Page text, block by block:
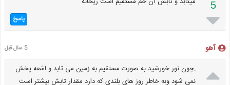
5
 پاسخ
آهو 5 سال قبل

:چون نور خورشید به صورت مستقیم به زمین می تابد و اشعه پخش
نمی شود وبه خاطر روز های بلندی که دارد مقدار تابش بیشتر است